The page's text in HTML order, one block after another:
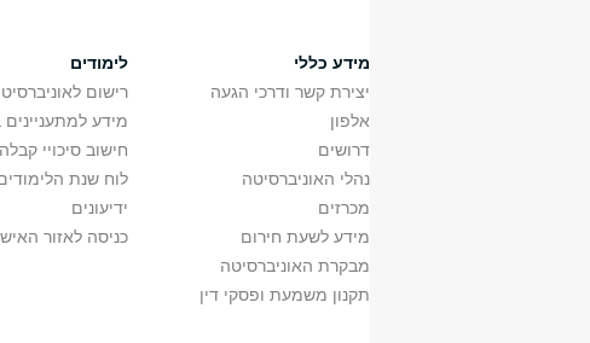
מידע כללי
יצירת קשר ודרכי הגעה
אלפון
דרושים
נהלי האוניברסיטה
מכרזים
מידע לשעת חירום
מבקרת האוניברסיטה
תקנון משמעת ופסקי דין
לימודים
רישום
מידע למתעניינים
חישוב סיכויי
לוח שנת
ידיעונים
כניסה לאזור